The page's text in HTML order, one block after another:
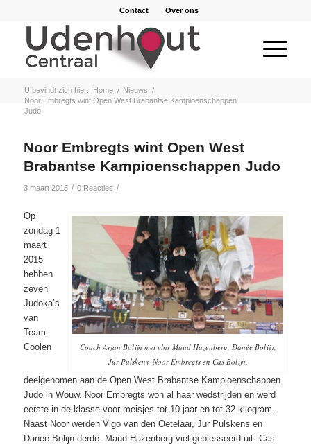
Contact Over ons
U bevindt zich hier: Home / Nieuws /
Noor Embregts wint Open West Brabantse Kampioenschappen
Judo
Noor Embregts wint Open West
Brabantse Kampioenschappen Judo
3 maart 2015 / 0 Reacties /
Coach Arjan Bolijn met vlnr Maud Hazenberg, Danée Bolijn,
Jur Pulskens, Noor Embregts en Cas Bolijn.
Op
zondag 1
maart
2015
hebben
zeven
Judoka’s
van
Team
Coolen
deelgenomen aan de Open West Brabantse Kampioenschappen
Judo in Wouw. Noor Embregts won al haar wedstrijden en werd
eerste in de klasse voor meisjes tot 10 jaar en tot 32 kilogram.
Naast Noor werden Vigo van den Oetelaar, Jur Pulskens en
Danée Bolijn derde. Maud Hazenberg viel geblesseerd uit. Cas